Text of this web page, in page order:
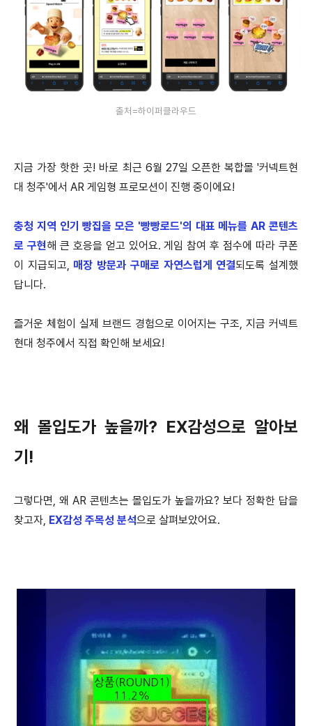
출처=하이퍼클라우드
지금 가장 핫한 곳! 바로 최근 6월 27일 오픈한 복합몰 '커넥트현
대 청주'에서 AR 게임형 프로모션이 진행 중이에요!
충청 지역 인기 빵집을 모은 '빵빵로드'의 대표 메뉴를 AR 콘텐츠
로 구현해 큰 호응을 얻고 있어요. 게임 참여 후 점수에 따라 쿠폰
이 지급되고, 매장 방문과 구매로 자연스럽게 연결되도록 설계했
답니다.
즐거운 체험이 실제 브랜드 경험으로 이어지는 구조, 지금 커넥트
현대 청주에서 직접 확인해 보세요!
왜 몰입도가 높을까? EX감성으로 알아보
기!
그렇다면, 왜 AR 콘텐츠는 몰입도가 높을까요? 보다 정확한 답을
찾고자, EX감성 주목성 분석으로 살펴보았어요.